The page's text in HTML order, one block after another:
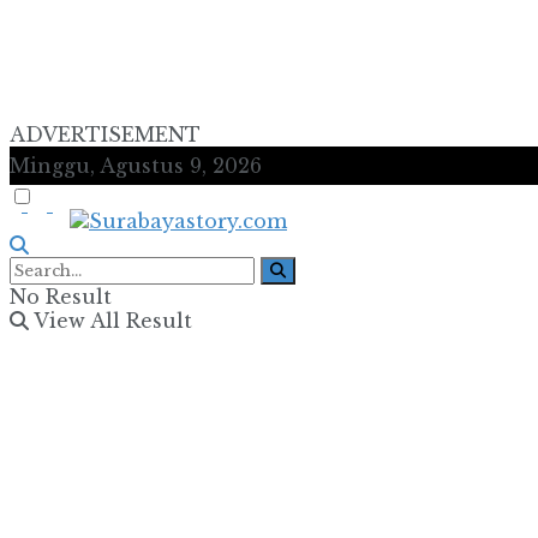
ADVERTISEMENT
Minggu, Agustus 9, 2026
No Result
View All Result